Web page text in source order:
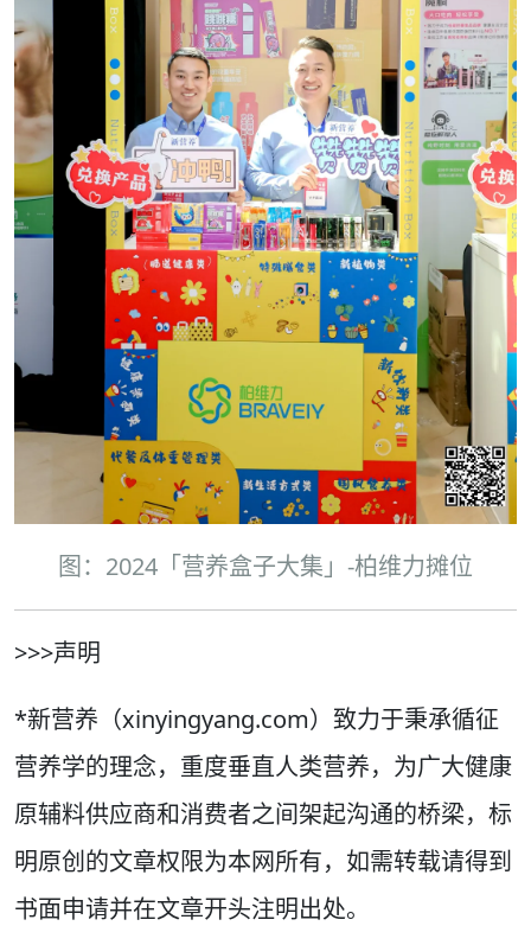
图：2024「营养盒子大集」-柏维力摊位
>>>声明
*新营养（xinyingyang.com）致力于秉承循征
营养学的理念，重度垂直人类营养，为广大健康
原辅料供应商和消费者之间架起沟通的桥梁，标
明原创的文章权限为本网所有，如需转载请得到
书面申请并在文章开头注明出处。